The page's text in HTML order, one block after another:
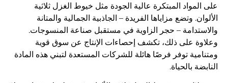
على المواد المبتكرة عالية الجودة مثل خيوط الغزل ثلاثية
الألوان. وتضع مزاياها الفريدة – الجاذبية الجمالية والمتانة
والاستدامة – حجر الزاوية في مستقبل صناعة المنسوجات.
وعلاوة على ذلك، تكشف إحصاءات الإنتاج عن سوق قوية
ومتنامية توفر فرصًا هائلة للشركات المستعدة لتبني هذه المادة
النابضة بالحياة.